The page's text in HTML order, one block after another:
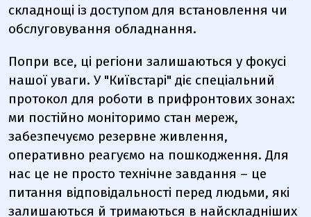
складнощі із доступом для встановлення чи
обслуговування обладнання.
Попри все, ці регіони залишаються у фокусі
нашої уваги. У "Київстарі" діє спеціальний
протокол для роботи в прифронтових зонах:
ми постійно моніторимо стан мереж,
забезпечуємо резервне живлення,
оперативно реагуємо на пошкодження. Для
нас це не просто технічне завдання – це
питання відповідальності перед людьми, які
залишаються й тримаються в найскладніших